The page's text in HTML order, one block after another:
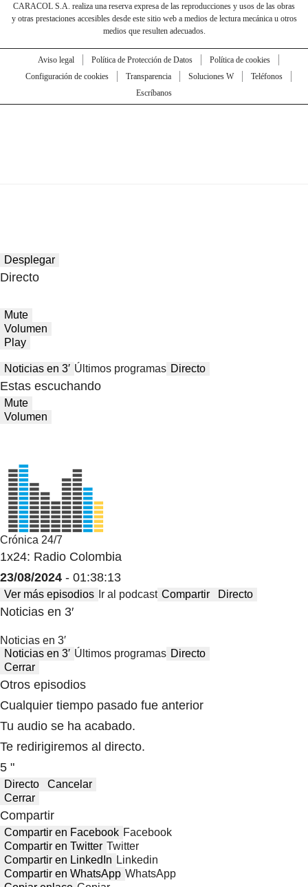
CARACOL S.A. realiza una reserva expresa de las reproducciones y usos de las obras
y otras prestaciones accesibles desde este sitio web a medios de lectura mecánica u otros
medios que resulten adecuados.
Aviso legal Política de Protección de Datos
Política de cookies
Configuración de cookies
Transparencia Soluciones W
Teléfonos
Escríbanos
Desplegar
Directo
Mute
Volumen
Play
Noticias en 3′ Últimos programas Directo
Estas escuchando
Mute
Volumen
Crónica 24/7
1x24: Radio Colombia
23/08/2024 - 01:38:13
Ver más episodios Ir al podcast Compartir Directo
Noticias en 3′
Noticias en 3′
Noticias en 3′ Últimos programas Directo
Cerrar
Otros episodios
Cualquier tiempo pasado fue anterior
Tu audio se ha acabado.
Te redirigiremos al directo.
5 "
Directo
Cancelar
Cerrar
Compartir
Compartir en Facebook Facebook
Compartir en Twitter Twitter
Compartir en LinkedIn Linkedin
Compartir en WhatsApp WhatsApp